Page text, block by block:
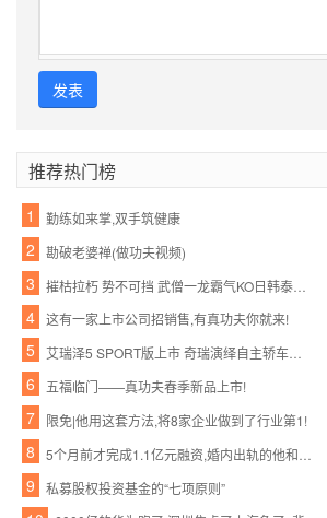
发表
推荐热门榜
1 勤练如来掌,双手筑健康
2 勘破老婆禅(做功夫视频)
3
4 这有一家上市公司招销售,有真功夫你就来!
5
6 五福临门——真功夫春季新品上市!
7 限免|他用这套方法,将8家企业做到了行业第1!
8
9 私募股权投资基金的“七项原则”